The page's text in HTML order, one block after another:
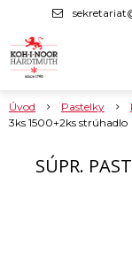
Úvod Pastelky
3ks 1500+2ks strúhadlo
SÚPR.